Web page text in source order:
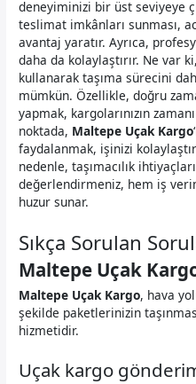
deneyiminizi bir üst seviyeye
teslimat imkânları sunması,
avantaj yaratır. Ayrıca,
daha da kolaylaştırır. Ne var
kullanarak taşıma sürecini
mümkün. Özellikle, doğru
yapmak, kargolarınızın
noktada, Maltepe Uçak Kargo
faydalanmak, işinizi
nedenle, taşımacılık
değerlendirmeniz, hem iş
huzur sunar.
Sıkça Sorulan
Maltepe Uçak
Maltepe Uçak Kargo, hava
şekilde paketlerinizin
hizmetidir.
Uçak kargo